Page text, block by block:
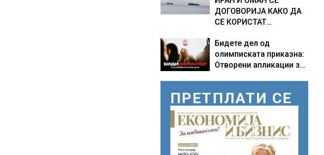
ДОГОВОРИЈА КАКО ДА
СЕ КОРИСТАТ
КОРИДОРИ ЗА
БРОДОВИТЕ НИЗ
ОРМУСКАТА ТЕСНИНА
Бидете дел од
олимписката приказна:
Отворени апликации за
ПРЕТПЛАТИ СЕ